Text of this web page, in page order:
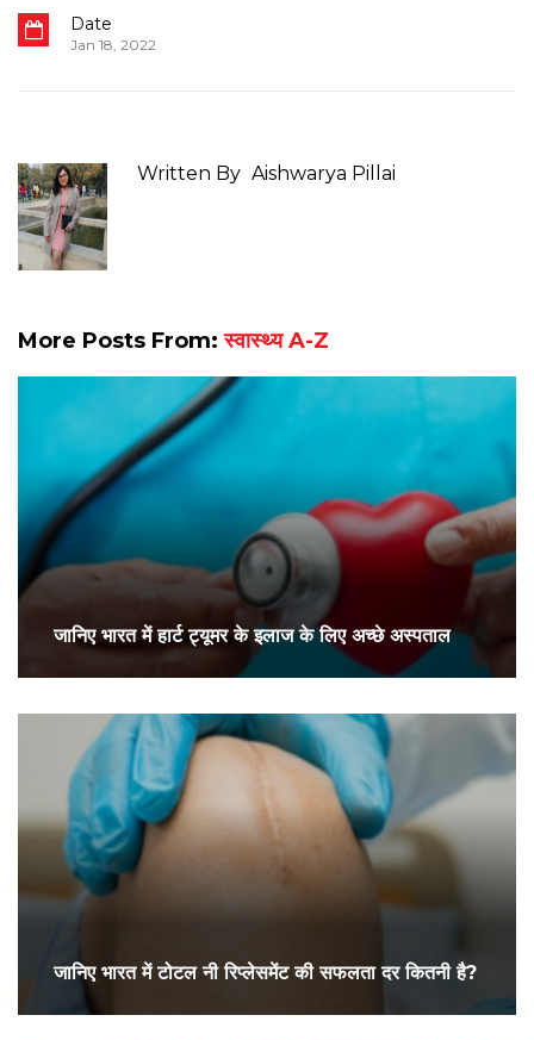
Date
Jan 18, 2022
Written By Aishwarya Pillai
More Posts From:स्वास्थ्य A-Z
जानिए भारत में हार्ट ट्यूमर के इलाज के लिए अच्छे अस्पताल
जानिए भारत में टोटल नी रिप्लेसमेंट की सफलता दर कितनी है?